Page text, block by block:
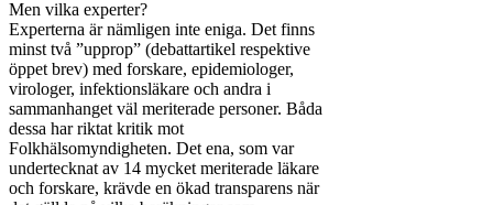
Men vilka experter?
Experterna är nämligen inte eniga. Det finns
minst två ”upprop” (debattartikel respektive
öppet brev) med forskare, epidemiologer,
virologer, infektionsläkare och andra i
sammanhanget väl meriterade personer. Båda
dessa har riktat kritik mot
Folkhälsomyndigheten. Det ena, som var
undertecknat av 14 mycket meriterade läkare
och forskare, krävde en ökad transparens när